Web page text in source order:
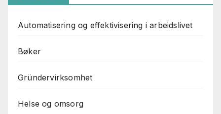
Automatisering og effektivisering i arbeidslivet
Bøker
Gründervirksomhet
Helse og omsorg